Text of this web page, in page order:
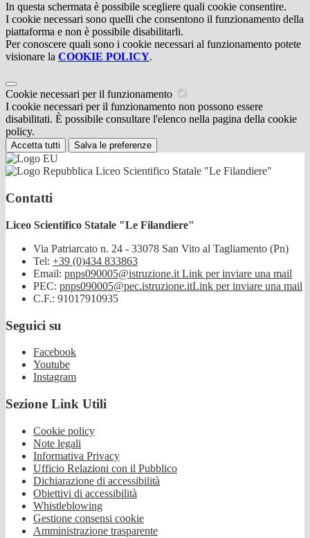
In questa schermata è possibile scegliere quali cookie consentire.
I cookie necessari sono quelli che consentono il funzionamento della
piattaforma e non è possibile disabilitarli.
Per conoscere quali sono i cookie necessari al funzionamento potete
visionare la COOKIE POLICY.
Cookie necessari per il funzionamento
I cookie necessari per il funzionamento non possono essere
disabilitati. È possibile consultare l'elenco nella pagina della cookie
policy.
Accetta tutti Salva le preferenze
Liceo Scientifico Statale "Le Filandiere"
Contatti
Liceo Scientifico Statale "Le Filandiere"
Via Patriarcato n. 24 - 33078 San Vito al Tagliamento (Pn)
Tel: +39 (0)434 833863
Email: pnps090005@istruzione.it Link per inviare una mail
PEC: pnps090005@pec.istruzione.itLink per inviare una mail
C.F.: 91017910935
Seguici su
Facebook
Youtube
Instagram
Sezione Link Utili
Cookie policy
Note legali
Informativa Privacy
Ufficio Relazioni con il Pubblico
Dichiarazione di accessibilità
Obiettivi di accessibilità
Whistleblowing
Gestione consensi cookie
Amministrazione trasparente